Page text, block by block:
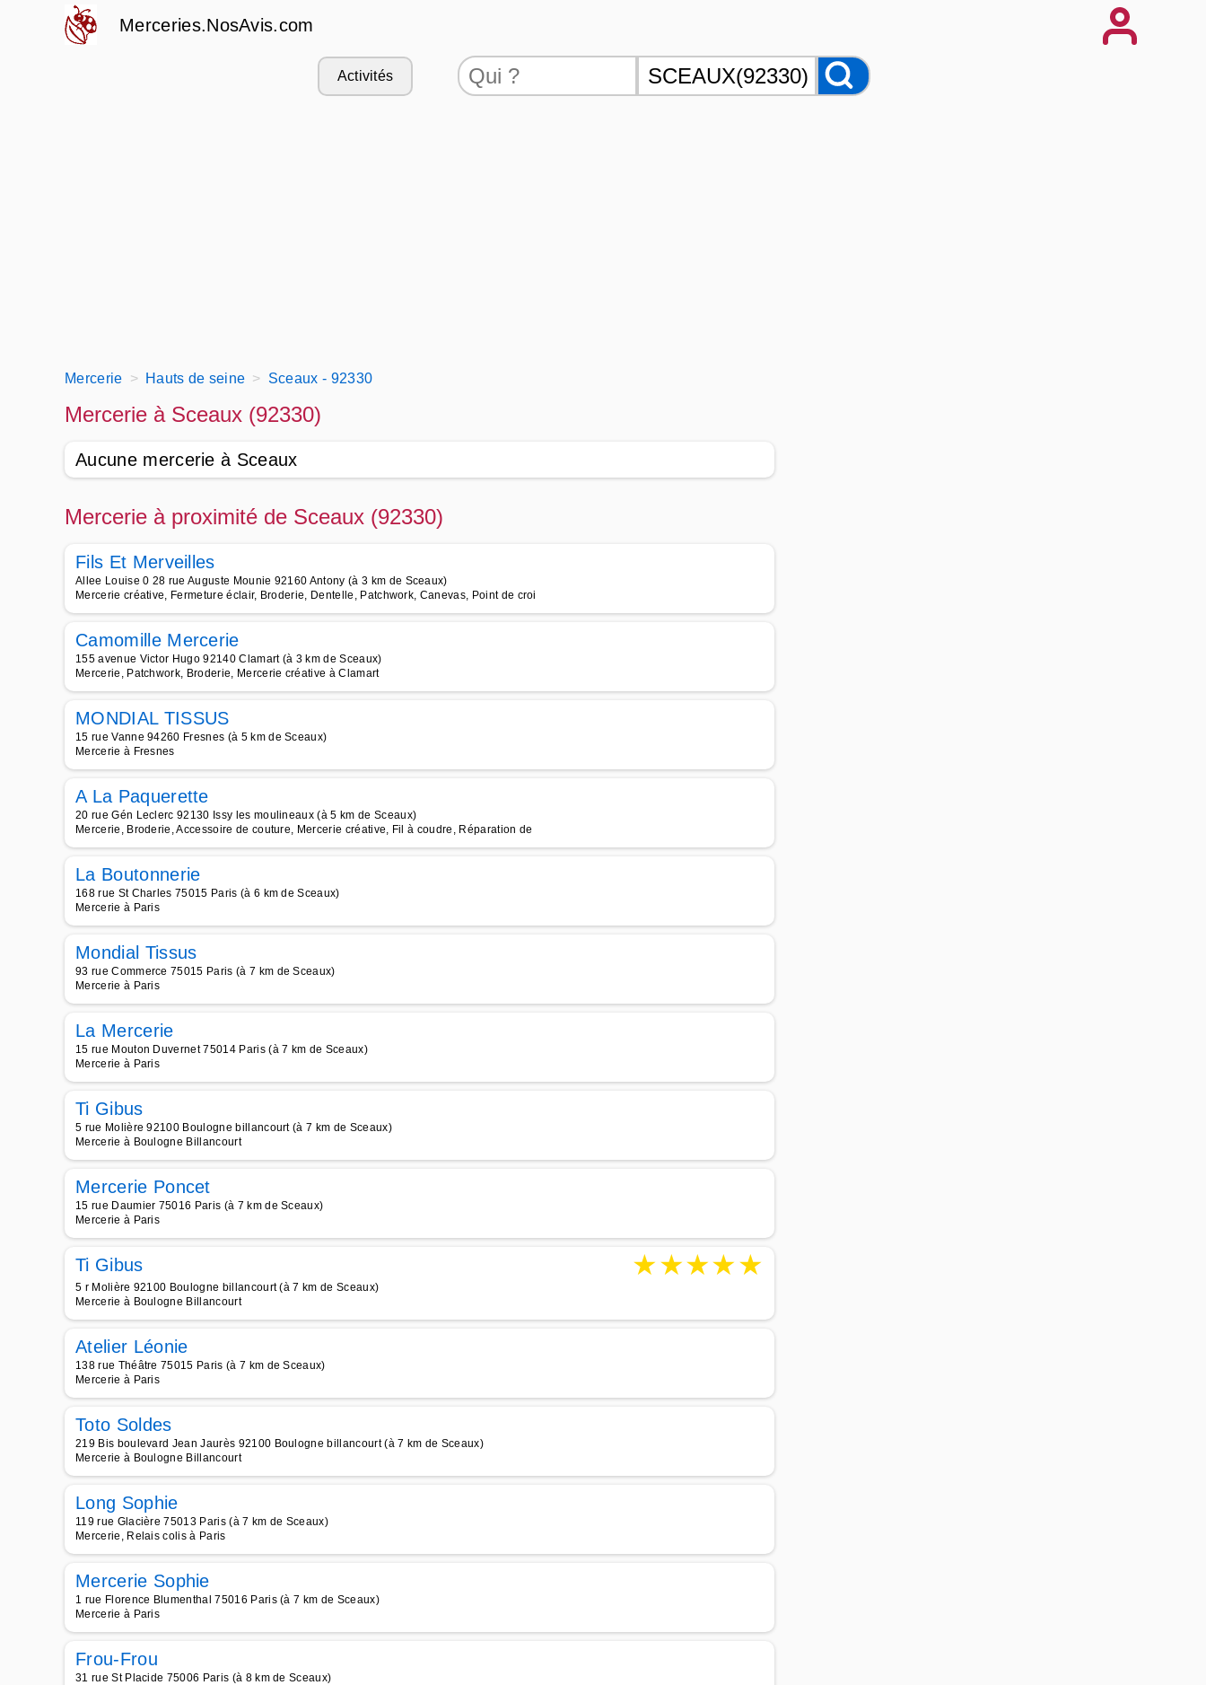
Merceries.NosAvis.com
Activités
Mercerie Hauts de seine Sceaux - 92330
Mercerie à Sceaux (92330)
Aucune mercerie à Sceaux
Mercerie à proximité de Sceaux (92330)
Fils Et Merveilles
Allee Louise 0 28 rue Auguste Mounie 92160 Antony (à 3 km de Sceaux)
Mercerie créative, Fermeture éclair, Broderie, Dentelle, Patchwork, Canevas, Point de croi
Camomille Mercerie
155 avenue Victor Hugo 92140 Clamart (à 3 km de Sceaux)
Mercerie, Patchwork, Broderie, Mercerie créative à Clamart
MONDIAL TISSUS
15 rue Vanne 94260 Fresnes (à 5 km de Sceaux)
Mercerie à Fresnes
A La Paquerette
20 rue Gén Leclerc 92130 Issy les moulineaux (à 5 km de Sceaux)
Mercerie, Broderie, Accessoire de couture, Mercerie créative, Fil à coudre, Réparation de
La Boutonnerie
168 rue St Charles 75015 Paris (à 6 km de Sceaux)
Mercerie à Paris
Mondial Tissus
93 rue Commerce 75015 Paris (à 7 km de Sceaux)
Mercerie à Paris
La Mercerie
15 rue Mouton Duvernet 75014 Paris (à 7 km de Sceaux)
Mercerie à Paris
Ti Gibus
5 rue Molière 92100 Boulogne billancourt (à 7 km de Sceaux)
Mercerie à Boulogne Billancourt
Mercerie Poncet
15 rue Daumier 75016 Paris (à 7 km de Sceaux)
Mercerie à Paris
Ti Gibus ★★★★★
5 r Molière 92100 Boulogne billancourt (à 7 km de Sceaux)
Mercerie à Boulogne Billancourt
Atelier Léonie
138 rue Théâtre 75015 Paris (à 7 km de Sceaux)
Mercerie à Paris
Toto Soldes
219 Bis boulevard Jean Jaurès 92100 Boulogne billancourt (à 7 km de Sceaux)
Mercerie à Boulogne Billancourt
Long Sophie
119 rue Glacière 75013 Paris (à 7 km de Sceaux)
Mercerie, Relais colis à Paris
Mercerie Sophie
1 rue Florence Blumenthal 75016 Paris (à 7 km de Sceaux)
Mercerie à Paris
Frou-Frou
31 rue St Placide 75006 Paris (à 8 km de Sceaux)